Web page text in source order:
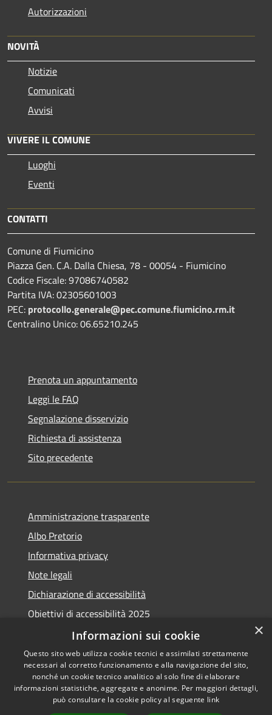
Autorizzazioni
NOVITÀ
Notizie
Comunicati
Avvisi
VIVERE IL COMUNE
Luoghi
Eventi
CONTATTI
Comune di Fiumicino
Piazza Gen. C.A. Dalla Chiesa, 78 - 00054 - Fiumicino
Codice Fiscale: 97086740582
Partita IVA: 02305601003
PEC: protocollo.generale@pec.comune.fiumicino.rm.it
Centralino Unico: 06.65210.245
Prenota un appuntamento
Leggi le FAQ
Segnalazione disservizio
Richiesta di assistenza
Sito precedente
Amministrazione trasparente
Albo Pretorio
Informativa privacy
Note legali
Dichiarazione di accessibilità
Obiettivi di accessibilità 2025
Meccanismo di feedback
RSS
Accessibilità
Copyright © 2026 • Comune di
Fiumicino • Powered by
×
Informazioni sui cookie
Questo sito web utilizza cookie tecnici e assimilati strettamente
necessari al corretto funzionamento e alla navigazione del sito,
nonché un cookie tecnico analitico al solo fine di elaborare
informazioni statistiche, aggregate e anonime. Per maggiori dettagli,
può consultare la cookie policy al seguente link